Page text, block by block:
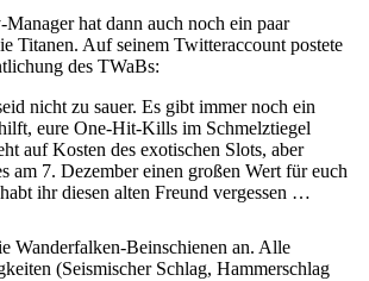
hat dann auch noch ein paar
Titanen. Auf seinem Twitteraccount postete
des TWaBs:
nicht zu sauer. Es gibt immer noch ein
eure One-Hit-Kills im Schmelztiegel
auf Kosten des exotischen Slots, aber
am 7. Dezember einen großen Wert für euch
ihr diesen alten Freund vergessen …
Wanderfalken-Beinschienen an. Alle
(Seismischer Schlag, Hammerschlag